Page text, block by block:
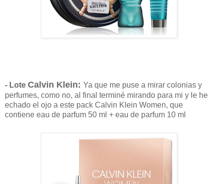
- Lote Calvin Klein: Ya que me puse a mirar colonias y
perfumes, como no, al final terminé mirando para mi y le he
echado el ojo a este pack Calvin Klein Women, que
contiene eau de parfum 50 ml + eau de parfum 10 ml